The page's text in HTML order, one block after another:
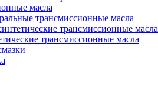
масла
трансмиссионные масла
трансмиссионные масла
трансмиссионные масла